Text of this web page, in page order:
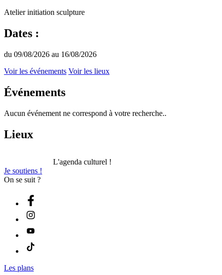
Atelier initiation sculpture
Dates :
du 09/08/2026 au 16/08/2026
Voir les événements Voir les lieux
Événements
Aucun événement ne correspond à votre recherche..
Lieux
L'agenda culturel !
Je soutiens !
On se suit ?
Les plans